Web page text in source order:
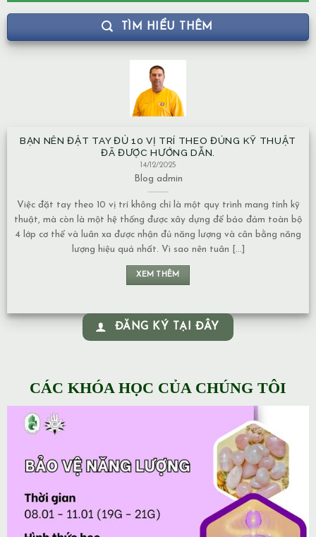
TÌM HIỂU THÊM
BẠN NÊN ĐẶT TAY ĐỦ 10 VỊ TRÍ THEO ĐÚNG KỸ THUẬT
ĐÃ ĐƯỢC HƯỚNG DẪN.
14/12/2025
Blog admin
Việc đặt tay theo 10 vị trí không chỉ là một quy trình mang tính kỹ
thuật, mà còn là một hệ thống được xây dựng để bảo đảm toàn bộ
4 lớp cơ thể và luân xa được nhận đủ năng lượng và cân bằng năng
lượng hiệu quả nhất. Vì sao nên tuân [...]
XEM THÊM
ĐĂNG KÝ TẠI ĐÂY
CÁC KHÓA HỌC CỦA CHÚNG TÔI